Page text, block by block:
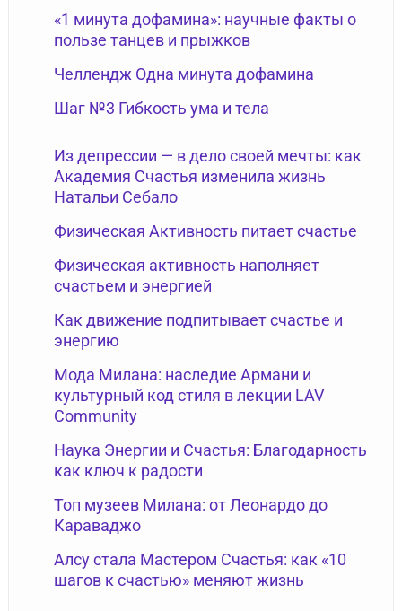
«1 минута дофамина»: научные факты о
пользе танцев и прыжков
Челлендж Одна минута дофамина
Шаг №3 Гибкость ума и тела
Из депрессии — в дело своей мечты: как
Академия Счастья изменила жизнь
Натальи Себало
Физическая Активность питает счастье
Физическая активность наполняет
счастьем и энергией
Как движение подпитывает счастье и
энергию
Мода Милана: наследие Армани и
культурный код стиля в лекции LAV
Community
Наука Энергии и Счастья: Благодарность
как ключ к радости
Топ музеев Милана: от Леонардо до
Караваджо
Алсу стала Мастером Счастья: как «10
шагов к счастью» меняют жизнь